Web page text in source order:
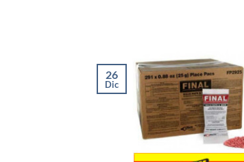
26
Dic